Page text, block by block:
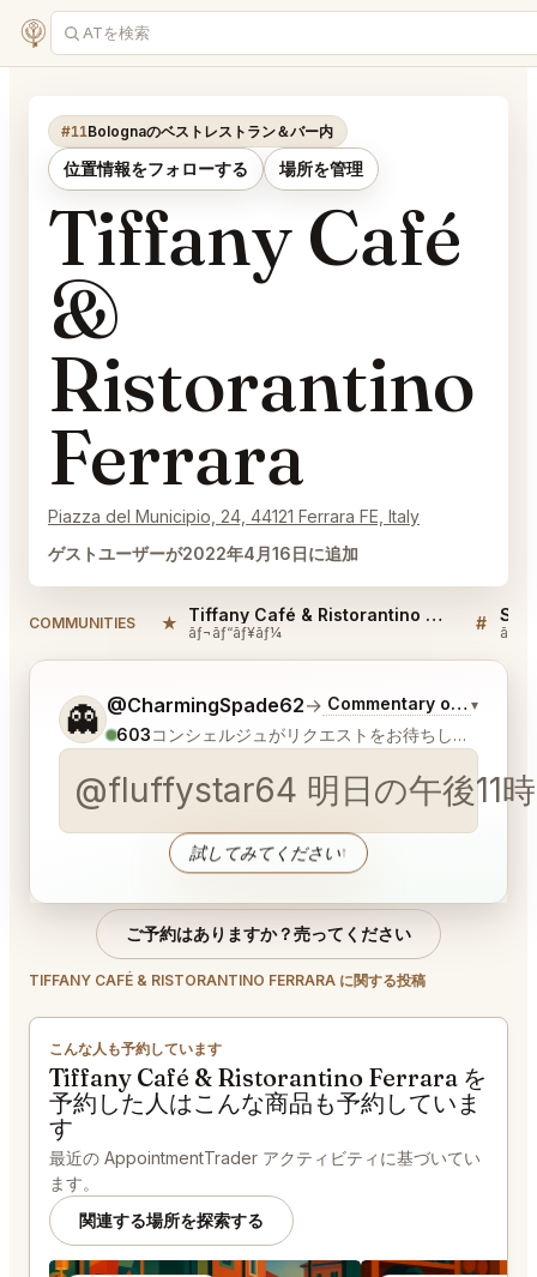
#11Bolognaのベストレストラン＆バー内
位置情報をフォローする 場所を管理
Tiffany Café
&
Ristorantino
Ferrara
Piazza del Municipio, 24, 44121 Ferrara FE, Italy
ゲストユーザーが2022年4月16日に追加
COMMUNITIES ★ Tiffany Café & Ristorantino Ferrara Reviews
ãƒ¬ãƒ“ãƒ¥ãƒ¼ #
👻 @CharmingSpade62→ Commentary on Latest
▾
603 コンシェルジュがリクエストをお待ちしています
@fluffystar64 明日の午後11
試してみてください↑
ご希望についてもう少し詳しく教えてください。
ご予約はありますか？売ってください
TIFFANY CAFÉ & RISTORANTINO FERRARA に関する投稿
こんな人も予約しています
Tiffany Café & Ristorantino Ferrara を
予約した人はこんな商品も予約していま
す
最近の AppointmentTrader アクティビティに基づいてい
ます。
関連する場所を探索する